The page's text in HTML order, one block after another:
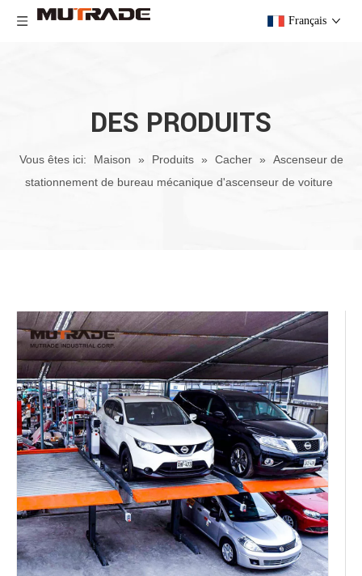
Français
DES PRODUITS
Vous êtes ici: Maison » Produits » Cacher » Ascenseur de
stationnement de bureau mécanique d'ascenseur de voiture